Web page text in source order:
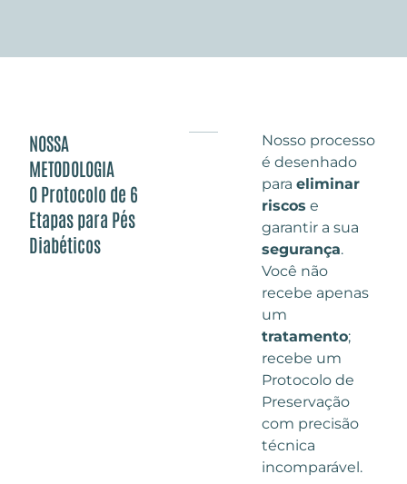
NOSSA
METODOLOGIA
O Protocolo de 6
Etapas para Pés
Diabéticos
Nosso processo
é desenhado
para eliminar
riscos e
garantir a sua
segurança.
Você não
recebe apenas
um
tratamento;
recebe um
Protocolo de
Preservação
com precisão
técnica
incomparável.